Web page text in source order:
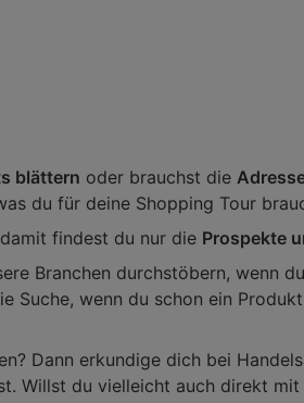
blättern oder brauchst die
du für deine Shopping Tour
findest du nur die Prospekte
Branchen durchstöbern, wenn
Suche, wenn du schon ein
Dann erkundige dich bei
Willst du vielleicht auch direkt